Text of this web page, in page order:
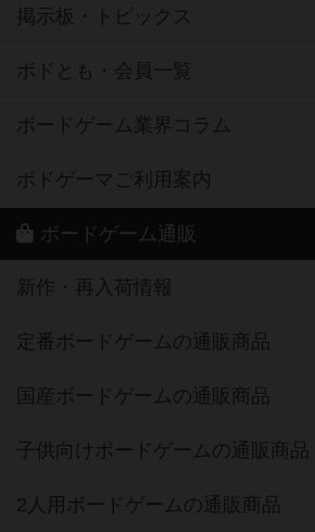
掲示板・トピックス
ボドとも・会員一覧
ボードゲーム業界コラム
ボドゲーマご利用案内
ボードゲーム通販
新作・再入荷情報
定番ボードゲームの通販商品
国産ボードゲームの通販商品
子供向けボードゲームの通販商品
2人用ボードゲームの通販商品